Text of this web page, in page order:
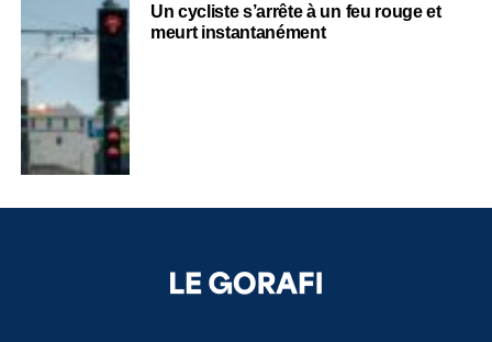
Un cycliste s’arrête à un feu rouge et
meurt instantanément